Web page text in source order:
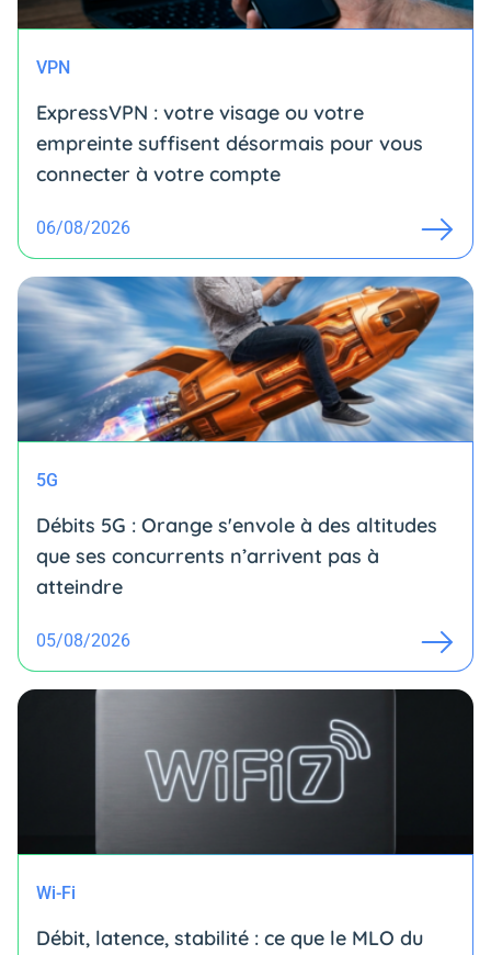
VPN
ExpressVPN : votre visage ou votre
empreinte suffisent désormais pour vous
connecter à votre compte
06/08/2026
5G
Débits 5G : Orange s'envole à des altitudes
que ses concurrents n’arrivent pas à
atteindre
05/08/2026
Wi-Fi
Débit, latence, stabilité : ce que le MLO du